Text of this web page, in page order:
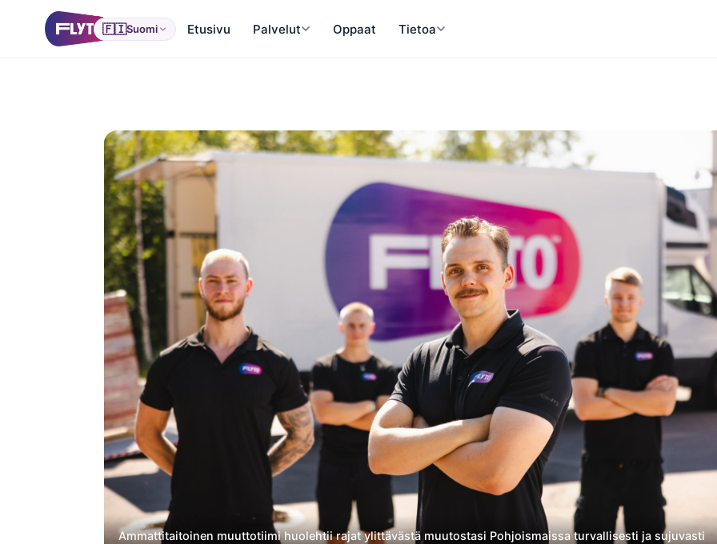
🇫🇮Suomi Etusivu Palvelut Oppaat Tietoa
Ammattitaitoinen muuttotiimi huolehtii rajat ylittävästä muutostasi Pohjoismaissa turvallisesti ja sujuvasti